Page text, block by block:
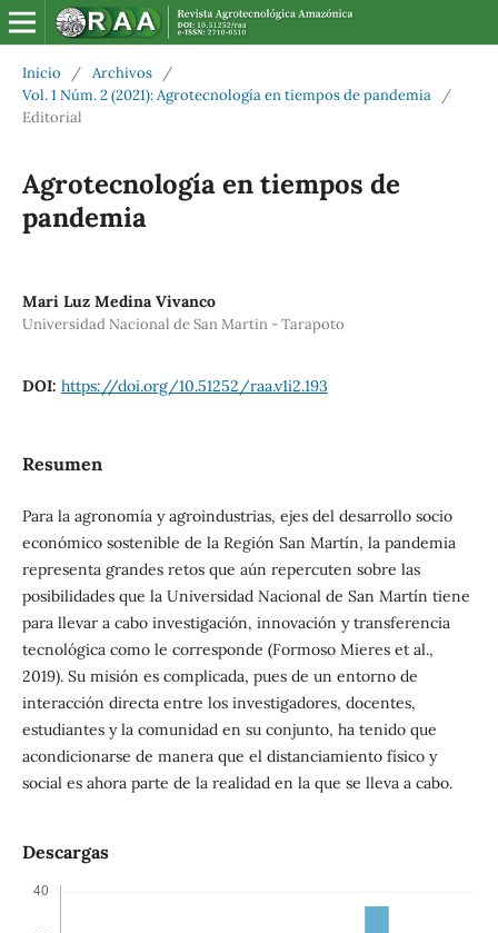
Inicio / Archivos
/
Vol. 1 Núm. 2 (2021): Agrotecnología en tiempos de pandemia
/
Editorial
Agrotecnología en tiempos de
pandemia
Mari Luz Medina Vivanco
Universidad Nacional de San Martin - Tarapoto
DOI: https://doi.org/10.51252/raa.v1i2.193
Resumen
Para la agronomía y agroindustrias, ejes del desarrollo socio
económico sostenible de la Región San Martín, la pandemia
representa grandes retos que aún repercuten sobre las
posibilidades que la Universidad Nacional de San Martín tiene
para llevar a cabo investigación, innovación y transferencia
tecnológica como le corresponde (Formoso Mieres et al.,
2019). Su misión es complicada, pues de un entorno de
interacción directa entre los investigadores, docentes,
estudiantes y la comunidad en su conjunto, ha tenido que
acondicionarse de manera que el distanciamiento físico y
social es ahora parte de la realidad en la que se lleva a cabo.
Descargas